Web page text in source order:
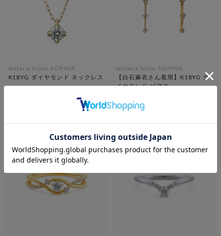
festaria bijou SOPHIA
K18YG ダイヤモンド ネックレス
festaria bijou SOPHIA
【白石麻衣さん着用】K18YG ダ
イヤモンド ピアス
¥129,800
¥90,860